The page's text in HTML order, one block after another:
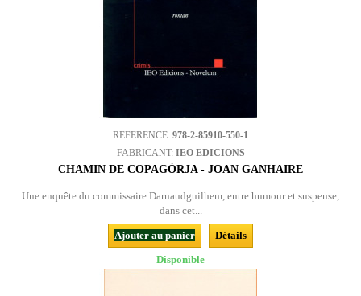
REFERENCE: 978-2-85910-550-1
FABRICANT: IEO EDICIONS
CHAMIN DE COPAGÒRJA - JOAN GANHAIRE
Une enquête du commissaire Darnaudguilhem, entre humour et suspense,
dans cet...
Ajouter au panier
Détails
Disponible